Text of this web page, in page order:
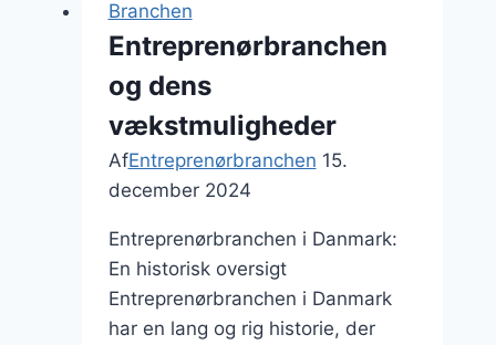
Branchen
Entreprenørbranchen
og dens
vækstmuligheder
AfEntreprenørbranchen 15.
december 2024
Entreprenørbranchen i Danmark:
En historisk oversigt
Entreprenørbranchen i Danmark
har en lang og rig historie, der